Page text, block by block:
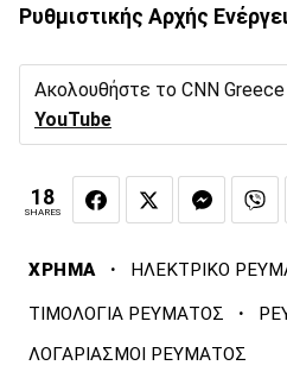
Ρυθμιστικής Αρχής
Ακολουθήστε το CNN
YouTube
18
SHARES
ΧΡΗΜΑ · ΗΛΕΚΤΡΙΚΟ
ΤΙΜΟΛΟΓΙΑ ΡΕΥΜΑΤΟΣ ·
ΛΟΓΑΡΙΑΣΜΟΙ ΡΕΥΜΑΤΟΣ